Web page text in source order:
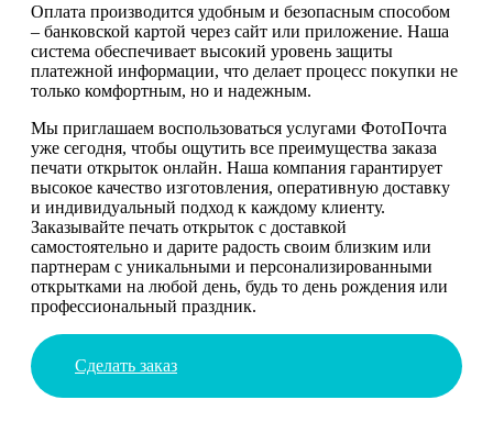
Оплата производится удобным и безопасным способом
– банковской картой через сайт или приложение. Наша
система обеспечивает высокий уровень защиты
платежной информации, что делает процесс покупки не
только комфортным, но и надежным.
Мы приглашаем воспользоваться услугами ФотоПочта
уже сегодня, чтобы ощутить все преимущества заказа
печати открыток онлайн. Наша компания гарантирует
высокое качество изготовления, оперативную доставку
и индивидуальный подход к каждому клиенту.
Заказывайте печать открыток с доставкой
самостоятельно и дарите радость своим близким или
партнерам с уникальными и персонализированными
открытками на любой день, будь то день рождения или
профессиональный праздник.
Сделать заказ